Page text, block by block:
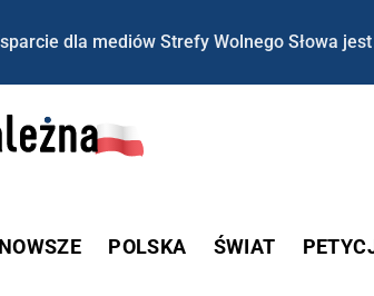
dla mediów Strefy Wolnego Słowa
POLSKA ŚWIAT